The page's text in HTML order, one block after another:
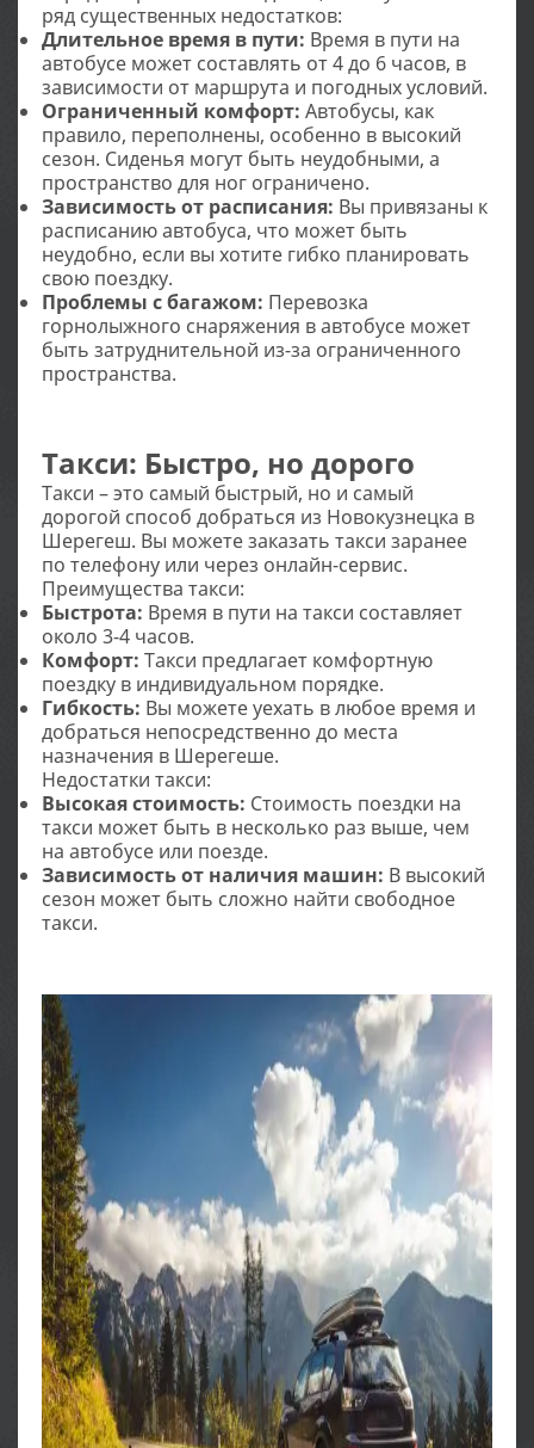
ряд существенных недостатков:
Длительное время в пути: Время в пути на
автобусе может составлять от 4 до 6 часов, в
зависимости от маршрута и погодных условий.
Ограниченный комфорт: Автобусы, как
правило, переполнены, особенно в высокий
сезон. Сиденья могут быть неудобными, а
пространство для ног ограничено.
Зависимость от расписания: Вы привязаны к
расписанию автобуса, что может быть
неудобно, если вы хотите гибко планировать
свою поездку.
Проблемы с багажом: Перевозка
горнолыжного снаряжения в автобусе может
быть затруднительной из-за ограниченного
пространства.
Такси: Быстро, но дорого
Такси – это самый быстрый, но и самый
дорогой способ добраться из Новокузнецка в
Шерегеш. Вы можете заказать такси заранее
по телефону или через онлайн-сервис.
Преимущества такси:
Быстрота: Время в пути на такси составляет
около 3-4 часов.
Комфорт: Такси предлагает комфортную
поездку в индивидуальном порядке.
Гибкость: Вы можете уехать в любое время и
добраться непосредственно до места
назначения в Шерегеше.
Недостатки такси:
Высокая стоимость: Стоимость поездки на
такси может быть в несколько раз выше, чем
на автобусе или поезде.
Зависимость от наличия машин: В высокий
сезон может быть сложно найти свободное
такси.